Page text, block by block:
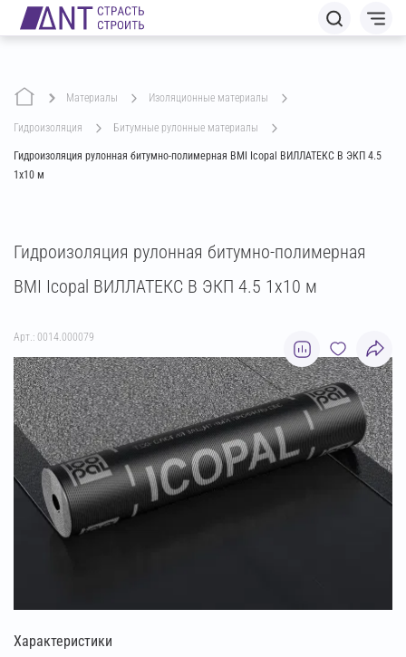
Материалы изоляционные материалы
гидроизоляция битумные рулонные материалы
Гидроизоляция рулонная битумно-полимерная BMI Icopal ВИЛЛАТЕКС В ЭКП 4.5
1х10 м
Гидроизоляция рулонная битумно-полимерная
BMI Icopal ВИЛЛАТЕКС В ЭКП 4.5 1х10 м
Арт.: 0014.000079
Характеристики